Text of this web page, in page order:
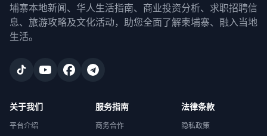
埔寨本地新闻、华人生活指南、商业投资分析、求职招聘信
息、旅游攻略及文化活动，助您全面了解柬埔寨、融入当地
生活。
关于我们
平台介绍
服务指南
商务合作
法律条款
隐私政策